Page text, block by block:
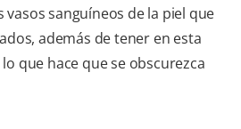
vasos sanguíneos de la piel que
además de tener en esta
que hace que se obscurezca